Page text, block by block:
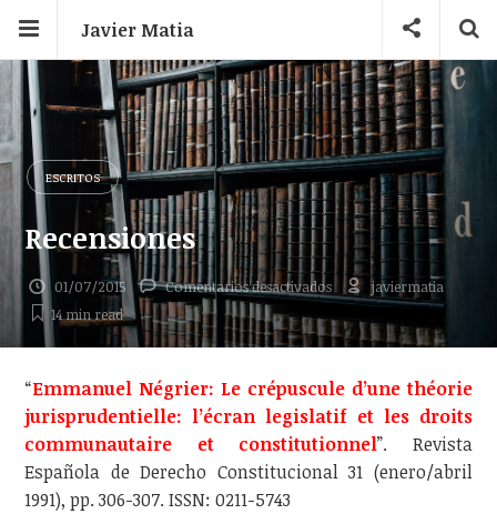
Javier Matia
ESCRITOS
Recensiones
01/07/2015 Comentarios desactivadosen
Recensiones
javiermatia
14 minread
“Emmanuel Négrier: Le crépuscule d’une théorie
jurisprudentielle: l’écran legislatif et les droits
communautaire et constitutionnel”. Revista
Española de Derecho Constitucional 31 (enero/abril
1991), pp. 306-307. ISSN: 0211-5743